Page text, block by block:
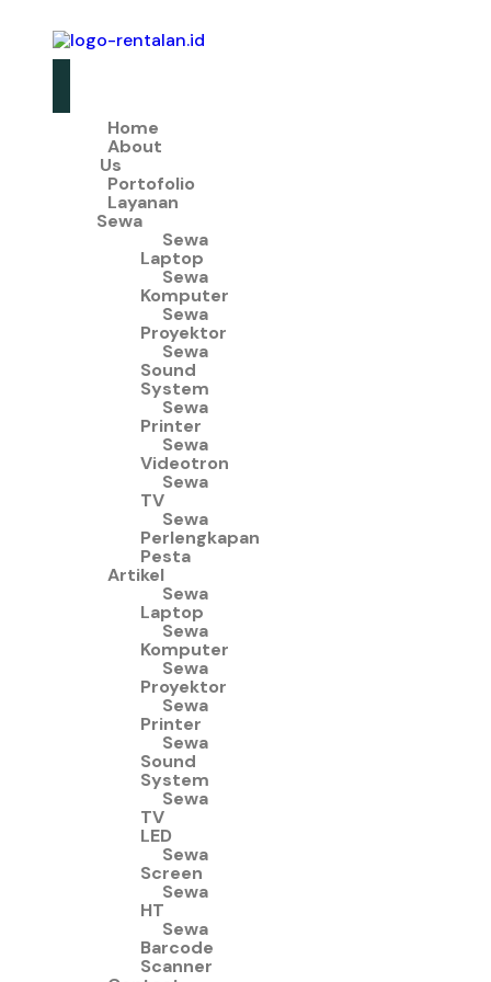
Home
About
Us
Portofolio
Layanan
Sewa
Sewa
Laptop
Sewa
Komputer
Sewa
Proyektor
Sewa
Sound
System
Sewa
Printer
Sewa
Videotron
Sewa
TV
Sewa
Perlengkapan
Pesta
Artikel
Sewa
Laptop
Sewa
Komputer
Sewa
Proyektor
Sewa
Printer
Sewa
Sound
System
Sewa
TV
LED
Sewa
Screen
Sewa
HT
Sewa
Barcode
Scanner